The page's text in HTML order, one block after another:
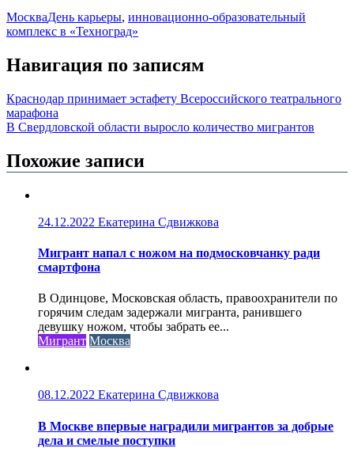
МоскваДень карьеры, инновационно-образовательный
комплекс в «Техноград»
Навигация по записям
Краснодар принимает эстафету Всероссийского театрального
марафона
В Свердловской области выросло количество мигрантов
Похожие записи
24.12.2022 Екатерина Сдвижкова
Мигрант напал с ножом на подмосковчанку ради
смартфона
В Одинцове, Московская область, правоохранители по
горячим следам задержали мигранта, ранившего
девушку ножом, чтобы забрать ее...
Мигрант Москва
08.12.2022 Екатерина Сдвижкова
В Москве впервые наградили мигрантов за добрые
дела и смелые поступки